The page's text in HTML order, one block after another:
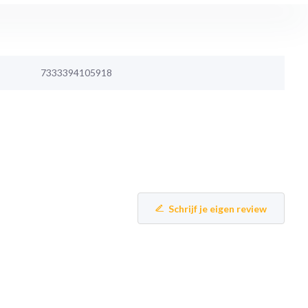
7333394105918
Schrijf je eigen review